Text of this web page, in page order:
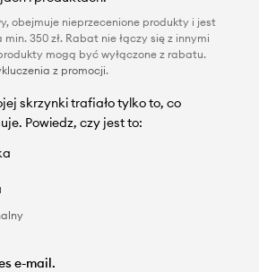
obejmuje nieprzecenione produkty i jest
350 zł. Rabat nie łączy się z innymi
mogą być wyłączone z rabatu.
z promocji.
skrzynki trafiało tylko to, co
Powiedz, czy jest to: